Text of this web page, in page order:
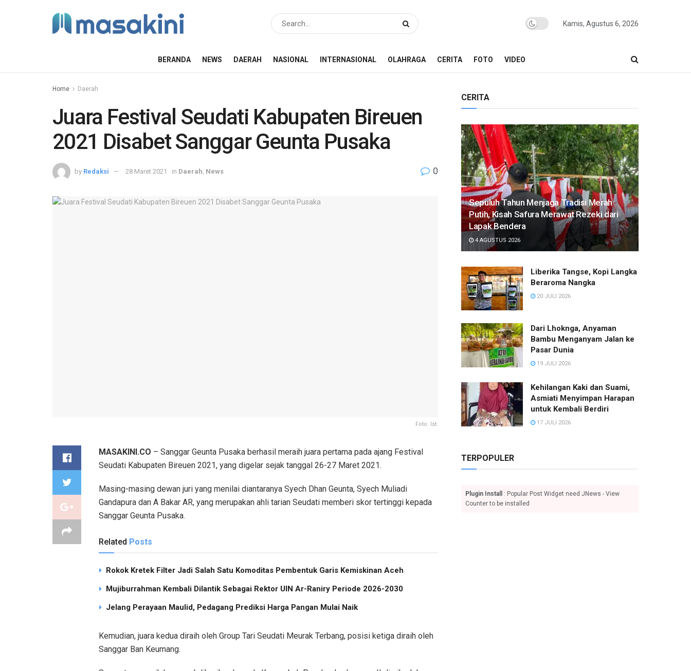
Kamis, Agustus 6, 2026
BERANDA NEWS DAERAH NASIONAL INTERNASIONAL OLAHRAGA CERITA FOTO VIDEO
Home Daerah
Juara Festival Seudati Kabupaten Bireuen
2021 Disabet Sanggar Geunta Pusaka
by Redaksi 28 Maret 2021 in Daerah News 0
Foto: Ist.
MASAKINI.CO – Sanggar Geunta Pusaka berhasil meraih juara pertama pada ajang Festival
Seudati Kabupaten Bireuen 2021, yang digelar sejak tanggal 26-27 Maret 2021.
Masing-masing dewan juri yang menilai diantaranya Syech Dhan Geunta, Syech Muliadi
Gandapura dan A Bakar AR, yang merupakan ahli tarian Seudati memberi skor tertinggi kepada
Sanggar Geunta Pusaka.
Related Posts
Rokok Kretek Filter Jadi Salah Satu Komoditas Pembentuk Garis Kemiskinan Aceh
Mujiburrahman Kembali Dilantik Sebagai Rektor UIN Ar-Raniry Periode 2026-2030
Jelang Perayaan Maulid, Pedagang Prediksi Harga Pangan Mulai Naik
Kemudian, juara kedua diraih oleh Group Tari Seudati Meurak Terbang, posisi ketiga diraih oleh
Sanggar Ban Keumang.
CERITA
Sepuluh Tahun Menjaga Tradisi Merah
Putih, Kisah Safura Merawat Rezeki dari
Lapak Bendera
4 AGUSTUS 2026
Liberika Tangse, Kopi Langka
Beraroma Nangka
20 JULI 2026
Dari Lhoknga, Anyaman
Bambu Menganyam Jalan ke
Pasar Dunia
19 JULI 2026
Kehilangan Kaki dan Suami,
Asmiati Menyimpan Harapan
untuk Kembali Berdiri
17 JULI 2026
TERPOPULER
Plugin Install
: Popular Post Widget need JNews - View
Counter to be installed